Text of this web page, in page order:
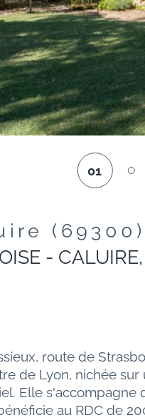
01
(69300)
-
route de
de Lyon, nichée
Elle
au RDC de